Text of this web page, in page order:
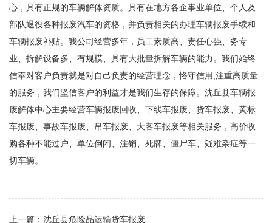
心，具有正规的车辆解体资质。具有在地方各企事业单位、个人及
部队退役各种报废汽车的资格，并负责相关的办理车辆报废手续和
车辆报废补贴。我公司经营多年，员工素质高、责任心强、务专
业、拆解设备多、有规模、具有大批量拆解车辆的能力。我们始终
信奉对客户负责就是对自己负责的经营理念，恪守信用,注重高质量
的服务，我们坚信客户的利益才是我们生存的保障。沈丘县车辆报
废解体中心主要经营车辆报废回收、下线车报废、货车报废、黄标
车报废、事故车报废、吊车报废、大客车报废等相关服务，高价收
购各种不能过户、单位倒闭、注销、死牌、僵尸车、疑难杂症等一
切车辆。
上一篇： 沈丘县危险品运输货车报废